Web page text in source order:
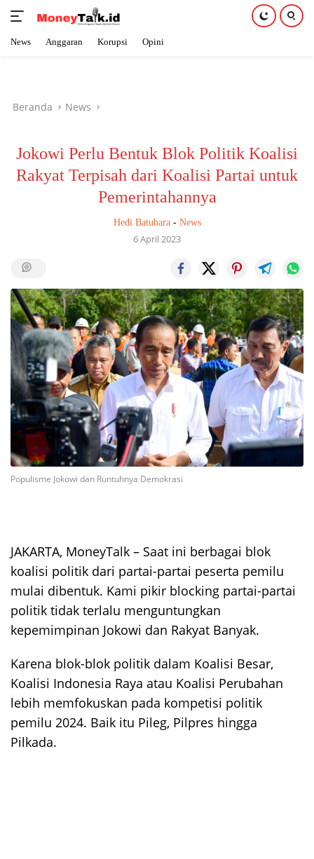
News Anggaran Korupsi Opini
Beranda News
Jokowi Perlu Bentuk Blok Politik Koalisi
Rakyat Terpisah dari Koalisi Partai untuk
Pemerintahannya
Hedi Batubara- News
6 April 2023
Populisme Jokowi dan Runtuhnya Demokrasi
JAKARTA, MoneyTalk – Saat ini berbagai blok
koalisi politik dari partai-partai peserta pemilu
mulai dibentuk. Kami pikir blocking partai-partai
politik tidak terlalu menguntungkan
kepemimpinan Jokowi dan Rakyat Banyak.
Karena blok-blok politik dalam Koalisi Besar,
Koalisi Indonesia Raya atau Koalisi Perubahan
lebih memfokuskan pada kompetisi politik
pemilu 2024. Baik itu Pileg, Pilpres hingga
Pilkada.